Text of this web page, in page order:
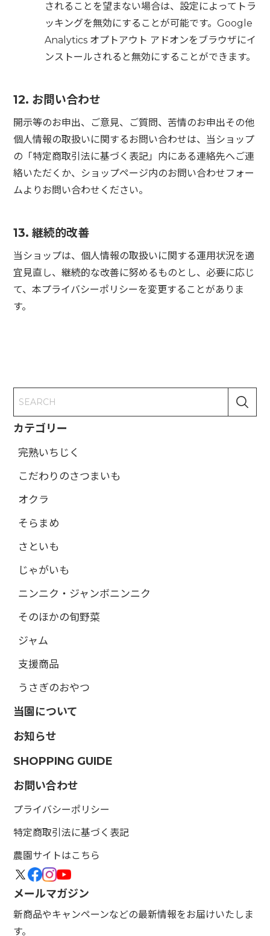
カテゴリー
完熟いちじく
こだわりのさつまいも
オクラ
そらまめ
さといも
じゃがいも
ニンニク・ジャンボニンニク
そのほかの旬野菜
ジャム
支援商品
うさぎのおやつ
当園について
お知らせ
SHOPPING GUIDE
お問い合わせ
プライバシーポリシー
特定商取引法に基づく表記
農園サイトはこちら
メールマガジン
新商品やキャンペーンなどの最新情報をお届けいたしま
す。
されることを望まない場合は、設定によってトラ
ッキングを無効にすることが可能です。Google
Analytics オプトアウト アドオンをブラウザにイ
ンストールされると無効にすることができます。
12. お問い合わせ
開示等のお申出、ご意見、ご質問、苦情のお申出その他
個人情報の取扱いに関するお問い合わせは、当ショップ
の「特定商取引法に基づく表記」内にある連絡先へご連
絡いただくか、ショップページ内のお問い合わせフォー
ムよりお問い合わせください。
13. 継続的改善
当ショップは、個人情報の取扱いに関する運用状況を適
宜見直し、継続的な改善に努めるものとし、必要に応じ
て、本プライバシーポリシーを変更することがありま
す。